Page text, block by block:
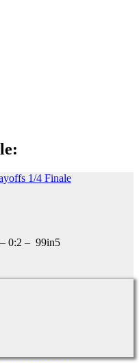
1/4 Finale
0:2 – 99in5